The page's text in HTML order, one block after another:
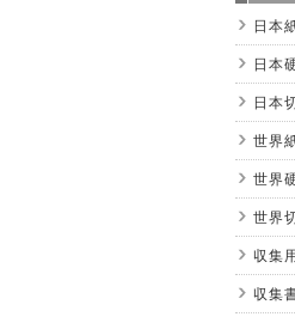
日本
日本
日本
世界
世界
世界
収集
収集